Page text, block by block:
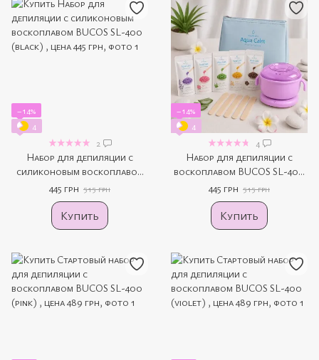
−14%
4
2
Набор для депиляции с
силиконовым воскоплавом
BUCOS SL-400 (black)
445 грн 515 грн
Купить
−14%
4
4
Набор для депиляции с
воскоплавом BUCOS SL-400
(violet)
445 грн 515 грн
Купить